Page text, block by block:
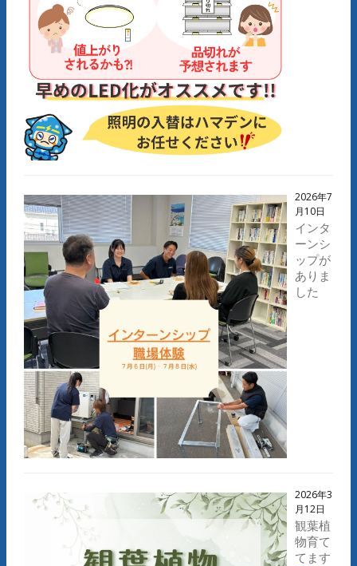
2026年7
月10日
インタ
ーンシ
ップが
ありま
した
2026年3
月12日
観葉植
物育て
てます